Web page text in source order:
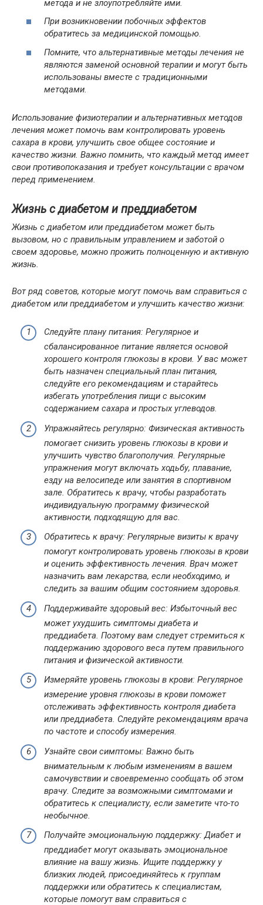
метода и не злоупотребляйте ими.
При возникновении побочных эффектов
обратитесь за медицинской помощью.
Помните, что альтернативные методы лечения не
являются заменой основной терапии и могут быть
использованы вместе с традиционными
методами.
Использование физиотерапии и альтернативных методов
лечения может помочь вам контролировать уровень
сахара в крови, улучшить свое общее состояние и
качество жизни. Важно помнить, что каждый метод имеет
свои противопоказания и требует консультации с врачом
перед применением.
Жизнь с диабетом и преддиабетом
Жизнь с диабетом или преддиабетом может быть
вызовом, но с правильным управлением и заботой о
своем здоровье, можно прожить полноценную и активную
жизнь.
Вот ряд советов, которые могут помочь вам справиться с
диабетом или преддиабетом и улучшить качество жизни:
Следуйте плану питания: Регулярное и
сбалансированное питание является основой
хорошего контроля глюкозы в крови. У вас может
быть назначен специальный план питания,
следуйте его рекомендациям и старайтесь
избегать употребления пищи с высоким
содержанием сахара и простых углеводов.
Упражняйтесь регулярно: Физическая активность
помогает снизить уровень глюкозы в крови и
улучшить чувство благополучия. Регулярные
упражнения могут включать ходьбу, плавание,
езду на велосипеде или занятия в спортивном
зале. Обратитесь к врачу, чтобы разработать
индивидуальную программу физической
активности, подходящую для вас.
Обратитесь к врачу: Регулярные визиты к врачу
помогут контролировать уровень глюкозы в крови
и оценить эффективность лечения. Врач может
назначить вам лекарства, если необходимо, и
следить за вашим общим состоянием здоровья.
Поддерживайте здоровый вес: Избыточный вес
может ухудшить симптомы диабета и
преддиабета. Поэтому вам следует стремиться к
поддержанию здорового веса путем правильного
питания и физической активности.
Измеряйте уровень глюкозы в крови: Регулярное
измерение уровня глюкозы в крови поможет
отслеживать эффективность контроля диабета
или преддиабета. Следуйте рекомендациям врача
по частоте и способу измерения.
Узнайте свои симптомы: Важно быть
внимательным к любым изменениям в вашем
самочувствии и своевременно сообщать об этом
врачу. Следите за возможными симптомами и
обратитесь к специалисту, если заметите что-то
необычное.
Получайте эмоциональную поддержку: Диабет и
преддиабет могут оказывать эмоциональное
влияние на вашу жизнь. Ищите поддержку у
близких людей, присоединяйтесь к группам
поддержки или обратитесь к специалистам,
которые помогут вам справиться с